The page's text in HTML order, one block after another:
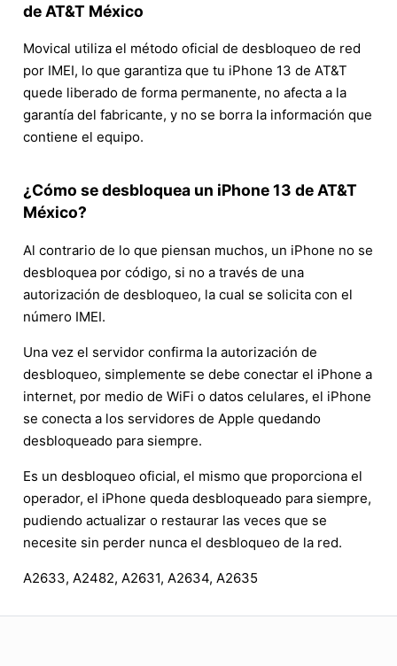
de AT&T México
Movical utiliza el método oficial de desbloqueo de red
por IMEI, lo que garantiza que tu iPhone 13 de AT&T
quede liberado de forma permanente, no afecta a la
garantía del fabricante, y no se borra la información que
contiene el equipo.
¿Cómo se desbloquea un iPhone 13 de AT&T
México?
Al contrario de lo que piensan muchos, un iPhone no se
desbloquea por código, si no a través de una
autorización de desbloqueo, la cual se solicita con el
número IMEI.
Una vez el servidor confirma la autorización de
desbloqueo, simplemente se debe conectar el iPhone a
internet, por medio de WiFi o datos celulares, el iPhone
se conecta a los servidores de Apple quedando
desbloqueado para siempre.
Es un desbloqueo oficial, el mismo que proporciona el
operador, el iPhone queda desbloqueado para siempre,
pudiendo actualizar o restaurar las veces que se
necesite sin perder nunca el desbloqueo de la red.
A2633, A2482, A2631, A2634, A2635